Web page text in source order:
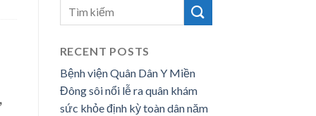
RECENT POSTS
Bệnh viện Quân Dân Y Miền
Đông sôi nổi lễ ra quân khám
sức khỏe định kỳ toàn dân năm